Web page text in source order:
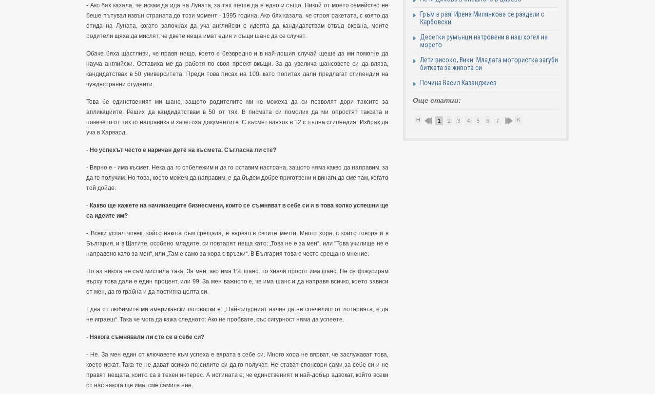
- Ако бях казала, че искам да ида на Луната, за тях щеше да е едно и също. Никой от моето семейство не
беше пътувал извън страната до този момент - 1995 година. Ако бях казала, че строя ракетата, с която да
отида на Луната, когато започнах да уча английски с идеята да кандидатствам отвъд океана, моите
родители щяха да мислят, че двете неща имат един и същи шанс да се случат.
Обаче бяха щастливи, че правя нещо, което е безвредно и в най-лошия случай щеше да ми помогне да
науча английски. Оставиха ме да работя по своя проект вкъщи. За да увелича шансовете си да вляза,
кандидатствах в 50 университета. Преди това писах на 100, като попитах дали предлагат стипендии на
чуждестранни студенти.
Това бе единственият ми шанс, защото родителите ми не можеха да си позволят дори таксите за
апликациите. Реших да кандидатствам в 50 от тях. В писмата си помолих да ми опростят таксата и
повечето от тях го направиха и зачетоха документите. С късмет влязох в 12 с пълна стипендия. Избрах да
уча в Харвард.
- Но успехът често е наричан дете на късмета. Съгласна ли сте?
- Вярно е - има късмет. Нека да го отбележим и да го оставим настрана, защото няма какво да направим, за
да го получим. Но това, което можем да направим, е да бъдем добре приготвени и винаги да сме там, когато
той дойде.
- Какво ще кажете на начинаещите бизнесмени, които се съмняват в себе си и в това колко успешни ще
са идеите им?
- Всеки успял човек, който някога съм срещала, е вярвал в своите мечти. Много хора, с които говоря и в
България, и в Щатите, особено младите, си повтарят неща като: „Това не е за мен“, или "Това училище не е
направено като за мен“, или „Там е само за хора с връзки“. В България това е често срещано мнение.
Но аз никога не съм мислила така. За мен, ако има 1% шанс, то значи просто има шанс. Не се фокусирам
върху това дали е един процент, или 99. За мен важното е, че има шанс и да направя всичко, което зависи
от мен, да го грабна и да постигна целта си.
Една от любимите ми американски поговорки е: „Най-сигурният начин да не спечелиш от лотарията, е да
не играеш“. Така че мога да кажа следното: Ако не пробвате, със сигурност няма да успеете.
- Някога съмнявали ли сте се в себе си?
- Не. За мен един от ключовете към успеха е вярата в себе си. Много хора не вярват, че заслужават това,
което искат. Така те не дават всичко по силите си да го получат. Не стават спонсори сами за себе си и не
правят нещата, които са в техен интерес. А истината е, че единственият и най-добър адвокат, който всеки
от нас някога ще има, сме самите ние.
Гръм в рая! Ирена Милянкова се раздели с
Карбовски
Десетки румънци натровени в наш хотел на
морето
Лети високо, Вики: Младата мотористка загуби
битката за живота си
Почина Васил Казанджиев
Още статии:
Н 1 2 3 4 5 6 7 8 9К